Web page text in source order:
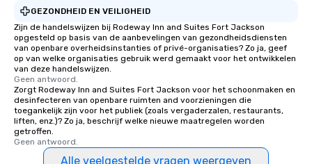
GEZONDHEID EN VEILIGHEID
Zijn de handelswijzen bij Rodeway Inn and Suites Fort Jackson
opgesteld op basis van de aanbevelingen van gezondheidsdiensten
van openbare overheidsinstanties of privé-organisaties? Zo ja, geef
op van welke organisaties gebruik werd gemaakt voor het ontwikkelen
van deze handelswijzen.
Geen antwoord.
Zorgt Rodeway Inn and Suites Fort Jackson voor het schoonmaken en
desinfecteren van openbare ruimten and voorzieningen die
toegankelijk zijn voor het publiek (zoals vergaderzalen, restaurants,
liften, enz.)? Zo ja, beschrijf welke nieuwe maatregelen worden
getroffen.
Geen antwoord.
Alle veelgestelde vragen weergeven